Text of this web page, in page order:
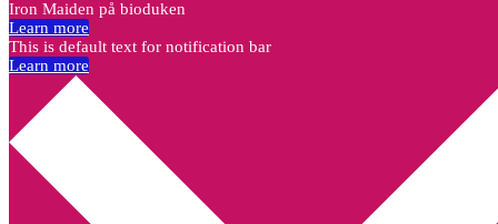
Iron Maiden på bioduken
Learn more
This is default text for notification bar
Learn more